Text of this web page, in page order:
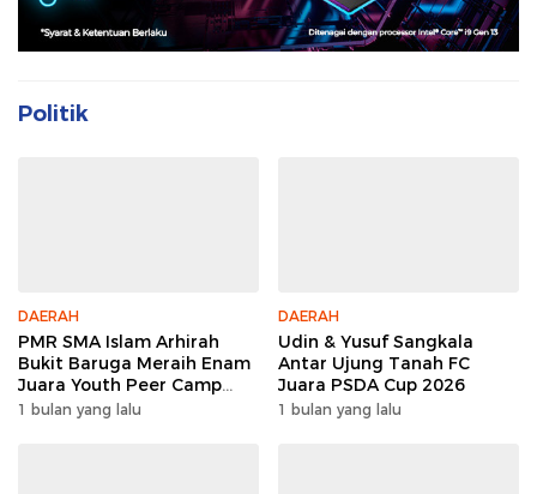
Politik
DAERAH
PMR SMA Islam Arhirah
Bukit Baruga Meraih Enam
Juara Youth Peer Camp
2026
1 bulan yang lalu
DAERAH
Udin & Yusuf Sangkala
Antar Ujung Tanah FC
Juara PSDA Cup 2026
1 bulan yang lalu